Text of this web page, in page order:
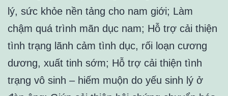
lý, sức khỏe nền tảng cho nam giới; Làm
chậm quá trình mãn dục nam; Hỗ trợ cải thiện
tình trạng lãnh cảm tình dục, rối loạn cương
dương, xuất tinh sớm; Hỗ trợ cải thiện tình
trạng vô sinh – hiếm muộn do yếu sinh lý ở